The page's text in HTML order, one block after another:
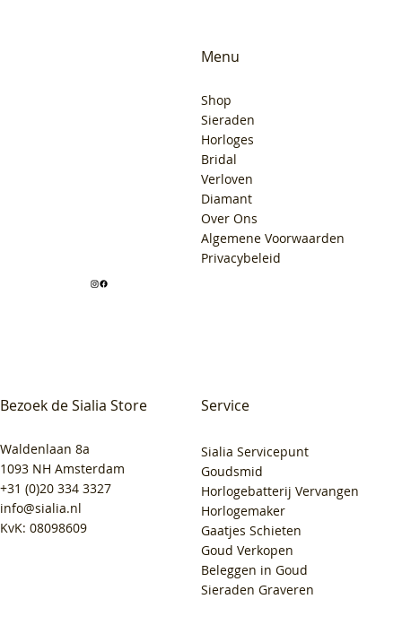
Bezoek de Sialia Store
Waldenlaan 8a
1093 NH Amsterdam
+31 (0)20 334 3327
info@sialia.nl
KvK: 08098609
Menu
Shop
Sieraden
Horloges
Bridal
Verloven
Diamant
Over Ons
Algemene Voorwaarden
Privacybeleid
Service
Sialia Servicepunt
Goudsmid
Horlogebatterij Vervangen
Horlogemaker
Gaatjes Schieten
Goud Verkopen
Beleggen in Goud
Sieraden Graveren